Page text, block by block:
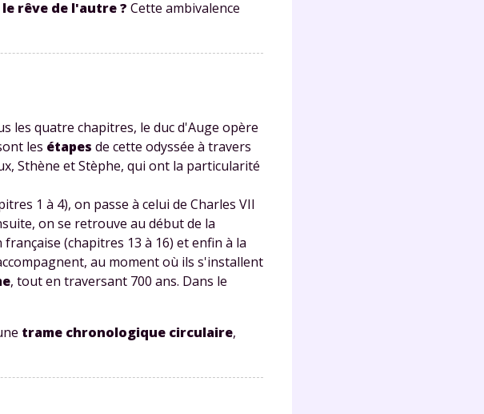
rêve de l'autre ? Cette ambivalence
les quatre chapitres, le duc d'Auge opère
les étapes de cette odyssée à travers
Sthène et Stèphe, qui ont la particularité
1 à 4), on passe à celui de Charles VII
on se retrouve au début de la
(chapitres 13 à 16) et enfin à la
au moment où ils s'installent
, tout en traversant 700 ans. Dans le
trame chronologique circulaire,